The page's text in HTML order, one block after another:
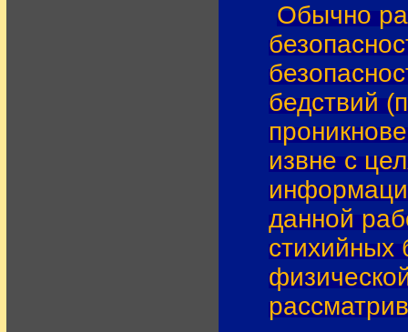
Обычно
бедствий
извне с
данной
стихийных